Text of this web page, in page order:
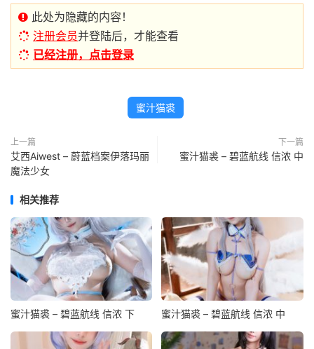
此处为隐藏的内容！
注册会员并登陆后，才能查看
已经注册，点击登录
蜜汁猫裘
上一篇
艾西Aiwest – 蔚蓝档案伊落玛丽
魔法少女
下一篇
蜜汁猫裘 – 碧蓝航线 信浓 中
相关推荐
蜜汁猫裘 – 碧蓝航线 信浓 下 蜜汁猫裘 – 碧蓝航线 信浓 中